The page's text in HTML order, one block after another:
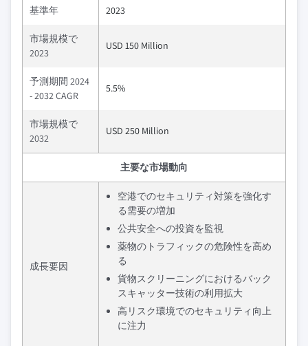
基準年 2023
市場規模で
2023
USD 150 Million
予測期間 2024
- 2032 CAGR
5.5%
市場規模で
2032
USD 250 Million
主要な市場動向
成長要因
空港でのセキュリティ対策を強化す
る需要の増加
公共安全への投資を監視
薬物のトラフィックの危険性を高め
る
貨物スクリーニングにおけるバック
スキャッター技術の利用拡大
高リスク環境でのセキュリティ向上
に注力